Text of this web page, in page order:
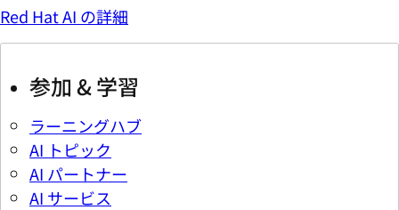
Red Hat AI の詳細
参加 & 学習
ラーニングハブ
AI トピック
AI パートナー
AI サービス